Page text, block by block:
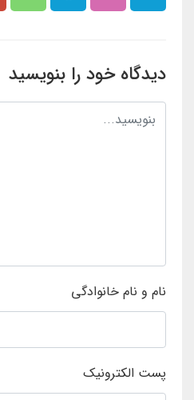
دیدگاه خود را بنویسید
نام و نام خانوادگی
پست الکترونیک